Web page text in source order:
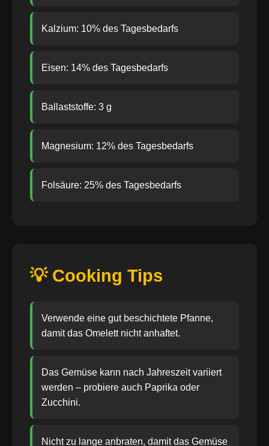
Kalzium: 10% des Tagesbedarfs
Eisen: 14% des Tagesbedarfs
Ballaststoffe: 3 g
Magnesium: 12% des Tagesbedarfs
Folsäure: 25% des Tagesbedarfs
💡 Cooking Tips
Verwende eine gut beschichtete Pfanne,
damit das Omelett nicht anhaftet.
Das Gemüse kann nach Jahreszeit variiert
werden – probiere auch Paprika oder
Zucchini.
Nicht zu lange anbraten, damit das Gemüse